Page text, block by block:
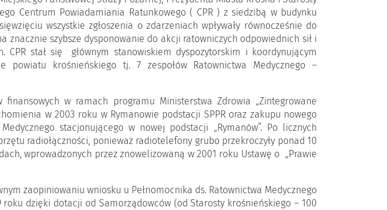
Centrum Powiadamiania Ratunkowego ( CPR ) z siedzibą w budynku
wszystkie zgłoszenia o zdarzeniach wpływały równocześnie do
znacznie szybsze dysponowanie do akcji ratowniczych odpowiednich sił i
stał się głównym stanowiskiem dyspozytorskim i koordynującym
krośnieńskiego tj. 7 zespołów Ratownictwa Medycznego –
w ramach programu Ministerstwa Zdrowia „Zintegrowane
w 2003 roku w Rymanowie podstacji SPPR oraz zakupu nowego
stacjonującego w nowej podstacji „Rymanów”. Po licznych
radiołączności, ponieważ radiotelefony grubo przekroczyły ponad 10
wprowadzonych przez znowelizowaną w 2001 roku Ustawę o „Prawie
zaopiniowaniu wniosku u Pełnomocnika ds. Ratownictwa Medycznego
dzięki dotacji od Samorządowców (od Starosty krośnieńskiego – 100